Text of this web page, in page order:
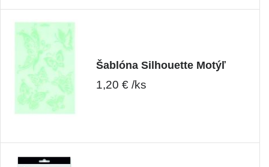
Šablóna Silhouette Motýľ
1,20 € /ks